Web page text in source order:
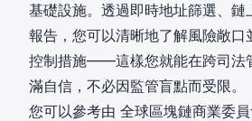
基礎設施。透過即時地址篩選、鏈
報告，您可以清晰地了解風險敞口
控制措施——這樣您就能在跨司法
滿自信，不必因監管盲點而受限。
您可以參考由 全球區塊鏈商業委